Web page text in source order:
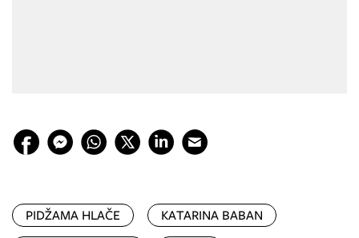
PIDŽAMA HLAČE
KATARINA BABAN